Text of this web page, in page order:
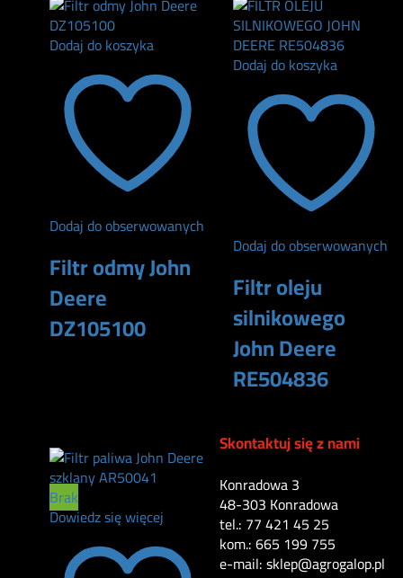
Dodaj do koszyka
Dodaj do obserwowanych
Filtr odmy John
Deere
DZ105100
Dodaj do koszyka
Dodaj do obserwowanych
Filtr oleju
silnikowego
John Deere
RE504836
Brak
Dowiedz się więcej
Skontaktuj się z nami
Konradowa 3
48-303 Konradowa
tel.: 77 421 45 25
kom.: 665 199 755
e-mail: sklep@agrogalop.pl